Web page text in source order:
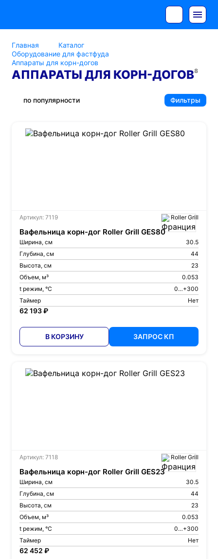
Главная
Каталог
Оборудование для фастфуда
Аппараты для корн-догов
АППАРАТЫ ДЛЯ КОРН-ДОГОВ8
по популярности Фильтры
Артикул: 7119 Roller Grill
Вафельница корн-дог Roller Grill GES80
Ширина, см
30.5
Глубина, см
44
Высота, см
23
Объем, м³
0.053
t режим, °С
0…+300
Таймер
Нет
62 193 ₽
В КОРЗИНУ ЗАПРОС КП
Артикул: 7118 Roller Grill
Вафельница корн-дог Roller Grill GES23
Ширина, см
30.5
Глубина, см
44
Высота, см
23
Объем, м³
0.053
t режим, °С
0…+300
Таймер
Нет
62 452 ₽